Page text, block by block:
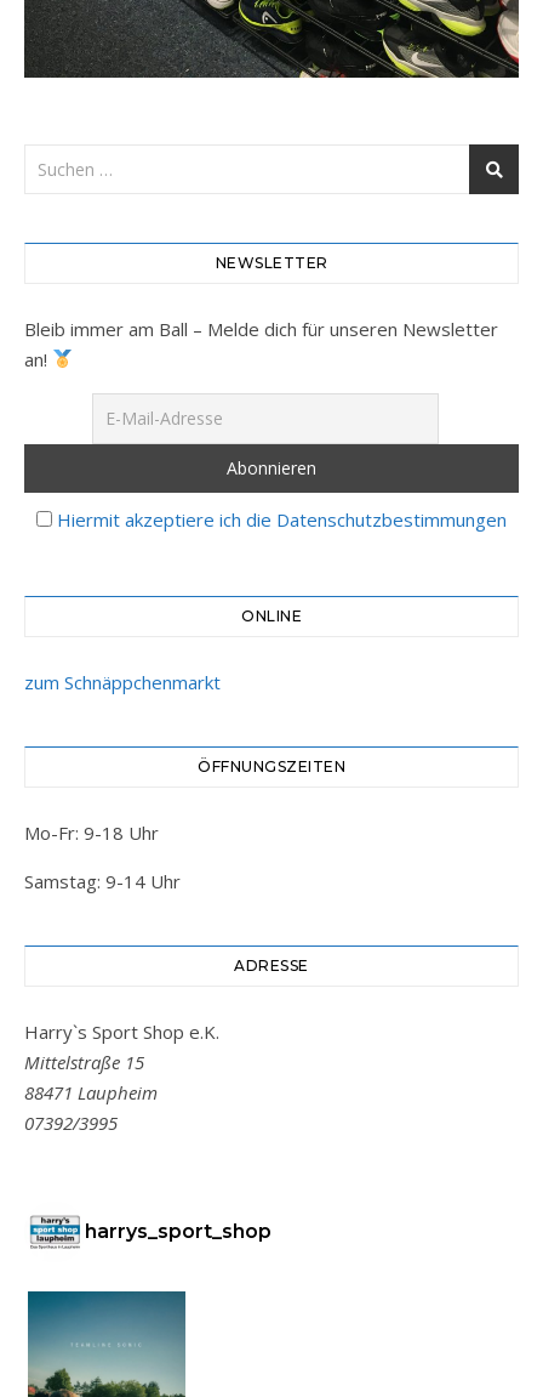
NEWSLETTER
Bleib immer am Ball – Melde dich für unseren Newsletter
an!
Hiermit akzeptiere ich die Datenschutzbestimmungen
ONLINE
zum Schnäppchenmarkt
ÖFFNUNGSZEITEN
Mo-Fr: 9-18 Uhr
Samstag: 9-14 Uhr
ADRESSE
Harry`s Sport Shop e.K.
Mittelstraße 15
88471 Laupheim
07392/3995
harrys_sport_shop
Er lebt von